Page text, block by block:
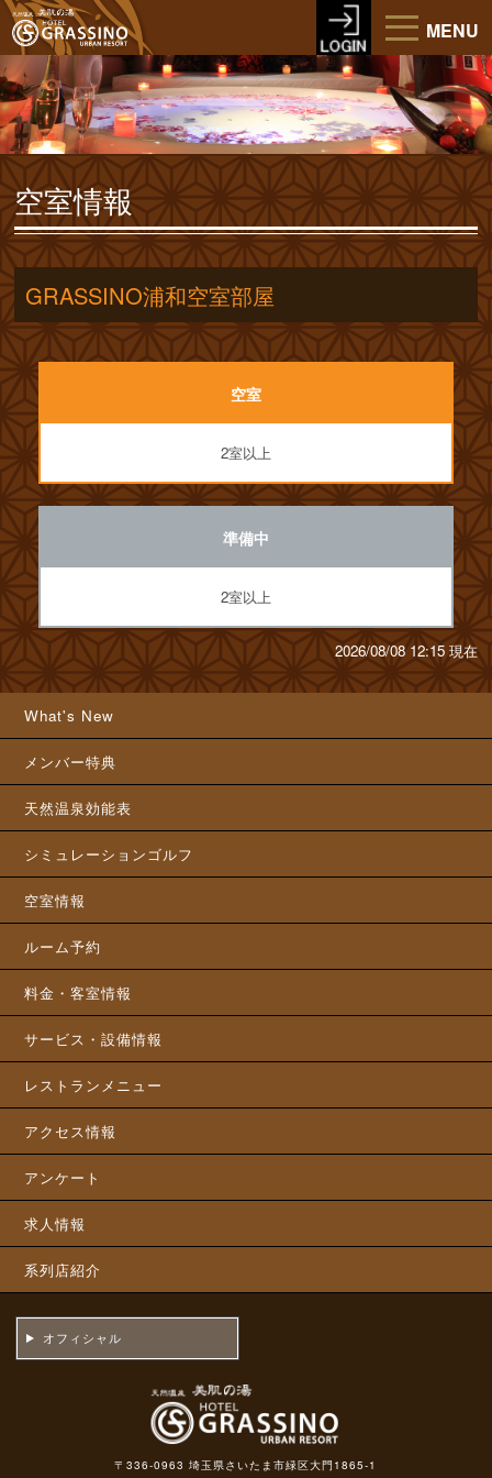
MENU
空室情報
GRASSINO浦和空室部屋
空室
2室以上
準備中
2室以上
2026/08/08 12:15 現在
What's New
メンバー特典
天然温泉効能表
シミュレーションゴルフ
空室情報
ルーム予約
料金・客室情報
サービス・設備情報
レストランメニュー
アクセス情報
アンケート
求人情報
系列店紹介
オフィシャル
〒336-0963 埼玉県さいたま市緑区大門1865-1